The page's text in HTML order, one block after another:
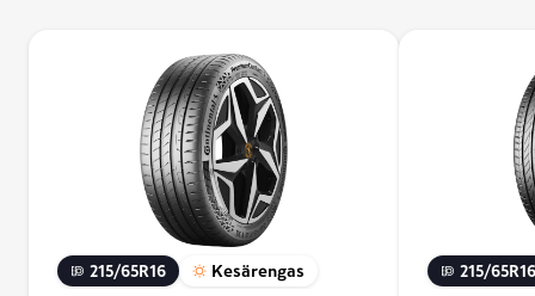
215/65R16 Kesärengas 215/65R16